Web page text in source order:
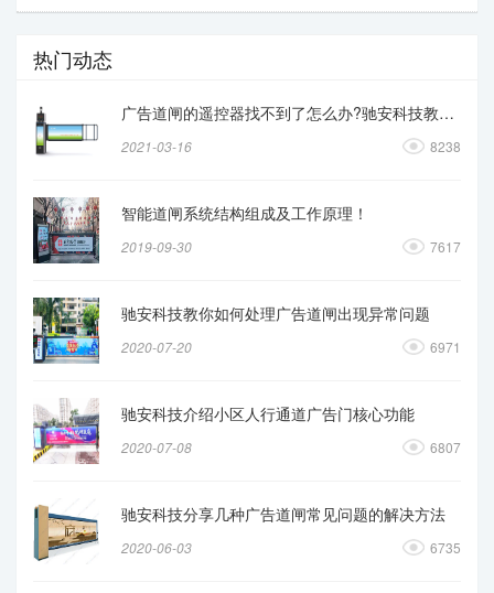
热门动态
广告道闸的遥控器找不到了怎么办?驰安科技教你操作
2021-03-16 8238
智能道闸系统结构组成及工作原理！
2019-09-30 7617
驰安科技教你如何处理广告道闸出现异常问题
2020-07-20 6971
驰安科技介绍小区人行通道广告门核心功能
2020-07-08 6807
驰安科技分享几种广告道闸常见问题的解决方法
2020-06-03 6735